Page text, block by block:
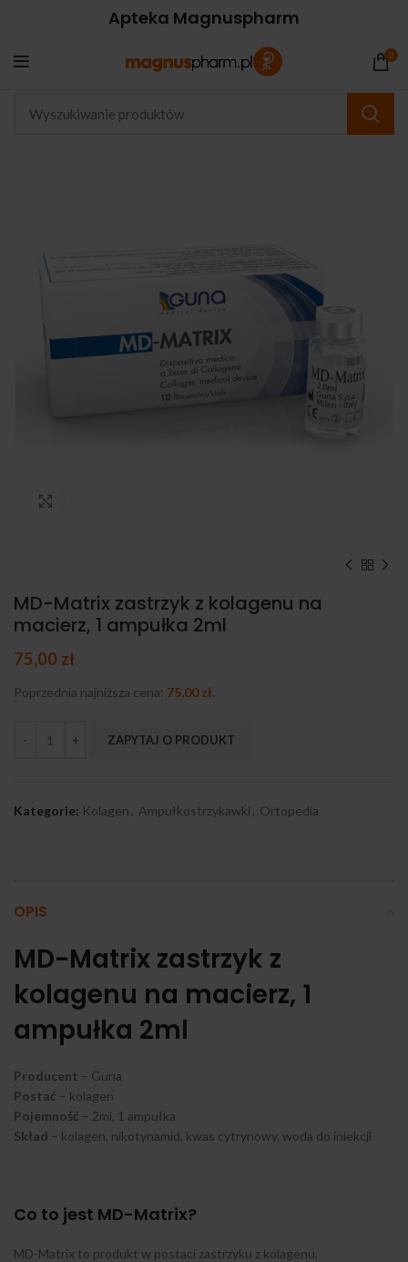
Apteka Magnuspharm
0
MD-Matrix zastrzyk z kolagenu na
macierz, 1 ampułka 2ml
75,00 zł
Poprzednia najniższa cena: 75,00zł.
ZAPYTAJ O PRODUKT
Kategorie: Kolagen Ampułkostrzykawki Ortopedia
OPIS
MD-Matrix zastrzyk z
kolagenu na macierz, 1
ampułka 2ml
Producent – Guna
Postać – kolagen
Pojemność – 2ml, 1 ampułka
Skład – kolagen, nikotynamid, kwas cytrynowy, woda do iniekcji
Co to jest MD-Matrix?
MD-Matrix to produkt w postaci zastrzyku z kolagenu,